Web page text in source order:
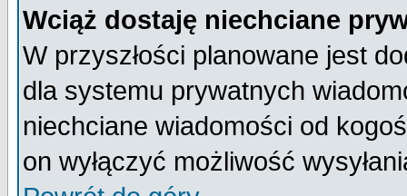
Wciąż dostaję niechciane
W przyszłości planowane jest
dla systemu prywatnych
niechciane wiadomości od
on wyłączyć możliwość